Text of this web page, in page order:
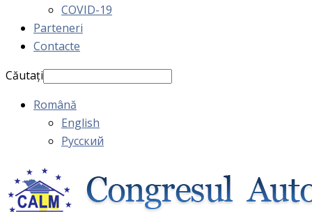
COVID-19
Parteneri
Contacte
Căutați
Română
English
Русский